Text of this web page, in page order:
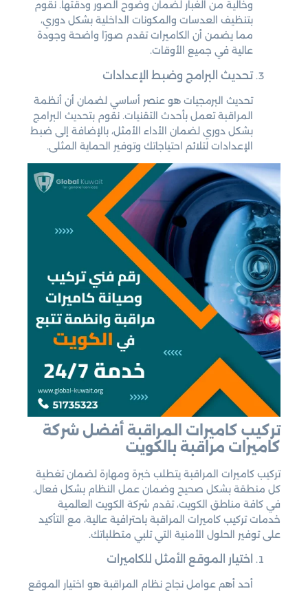
وخالية من الغبار لضمان وضوح الصور ودقتها. نقوم
بتنظيف العدسات والمكونات الداخلية بشكل دوري،
مما يضمن أن الكاميرات تقدم صورًا واضحة وجودة
عالية في جميع الأوقات.
تحديث البرامج وضبط الإعدادات
تحديث البرمجيات هو عنصر أساسي لضمان أن أنظمة
المراقبة تعمل بأحدث التقنيات. نقوم بتحديث البرامج
بشكل دوري لضمان الأداء الأمثل، بالإضافة إلى ضبط
الإعدادات لتلائم احتياجاتك وتوفير الحماية المثلى.
تركيب كاميرات المراقبة أفضل شركة
كاميرات مراقبة بالكويت
تركيب كاميرات المراقبة يتطلب خبرة ومهارة لضمان تغطية
كل منطقة بشكل صحيح وضمان عمل النظام بشكل فعال.
في كافة مناطق الكويت، تقدم شركة الكويت العالمية
خدمات تركيب كاميرات المراقبة باحترافية عالية، مع التأكيد
على توفير الحلول الأمنية التي تلبي متطلباتك.
اختيار الموقع الأمثل للكاميرات
أحد أهم عوامل نجاح نظام المراقبة هو اختيار الموقع